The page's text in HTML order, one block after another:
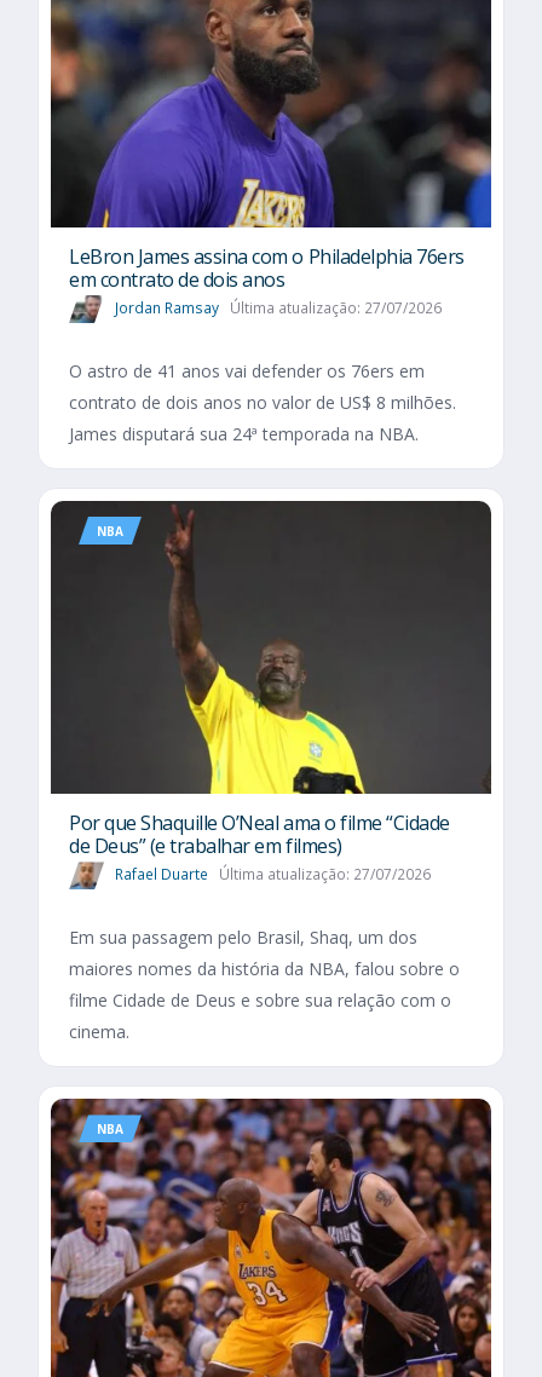
LeBron James assina com o Philadelphia 76ers
em contrato de dois anos
Jordan Ramsay Última atualização: 27/07/2026
O astro de 41 anos vai defender os 76ers em
contrato de dois anos no valor de US$ 8 milhões.
James disputará sua 24ª temporada na NBA.
NBA
Por que Shaquille O’Neal ama o filme “Cidade
de Deus” (e trabalhar em filmes)
Rafael Duarte Última atualização: 27/07/2026
Em sua passagem pelo Brasil, Shaq, um dos
maiores nomes da história da NBA, falou sobre o
filme Cidade de Deus e sobre sua relação com o
cinema.
NBA